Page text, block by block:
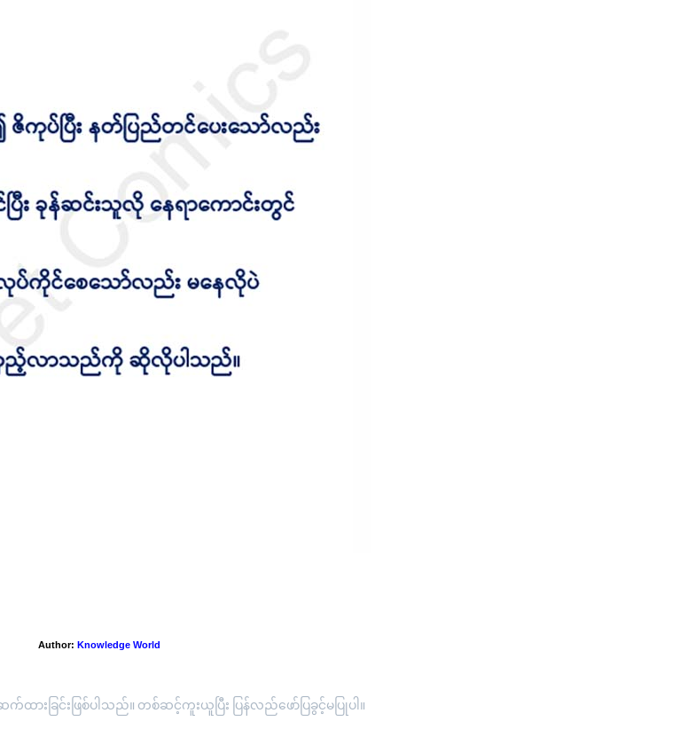
Author: Knowledge World
းခြင်းဖြစ်ပါသည်။ တစ်ဆင့်ကူးယူပြီး ပြန်လည်ဖော်ပြခွင့်မပြုပါ။